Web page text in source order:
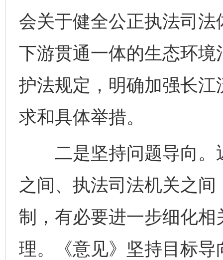
会关于健全公正执法司
下游贯通一体的生态环
护法规定，明确加强长
求和具体举措。
二是坚持问题导向。
之间、执法司法机关之
制，有必要进一步细化
理。《意见》坚持目标